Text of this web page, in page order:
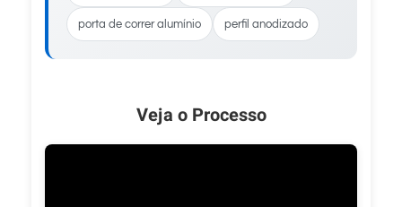
porta de correr alumínio perfil anodizado
Veja o Processo